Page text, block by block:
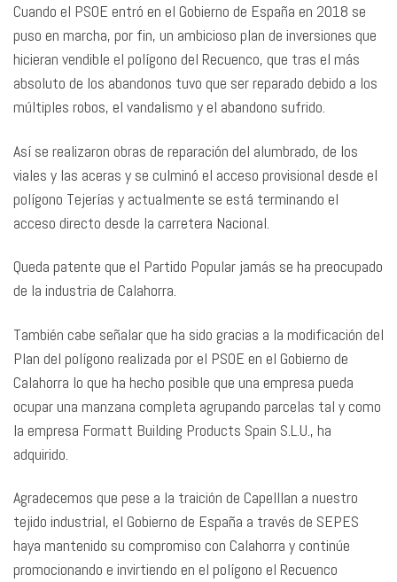
Cuando el PSOE entró en el Gobierno de España en 2018 se
puso en marcha, por fin, un ambicioso plan de inversiones que
hicieran vendible el polígono del Recuenco, que tras el más
absoluto de los abandonos tuvo que ser reparado debido a los
múltiples robos, el vandalismo y el abandono sufrido.
Así se realizaron obras de reparación del alumbrado, de los
viales y las aceras y se culminó el acceso provisional desde el
polígono Tejerías y actualmente se está terminando el
acceso directo desde la carretera Nacional.
Queda patente que el Partido Popular jamás se ha preocupado
de la industria de Calahorra.
También cabe señalar que ha sido gracias a la modificación del
Plan del polígono realizada por el PSOE en el Gobierno de
Calahorra lo que ha hecho posible que una empresa pueda
ocupar una manzana completa agrupando parcelas tal y como
la empresa Formatt Building Products Spain S.L.U., ha
adquirido.
Agradecemos que pese a la traición de Capelllan a nuestro
tejido industrial, el Gobierno de España a través de SEPES
haya mantenido su compromiso con Calahorra y continúe
promocionando e invirtiendo en el polígono el Recuenco